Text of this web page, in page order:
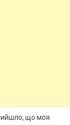
що моя